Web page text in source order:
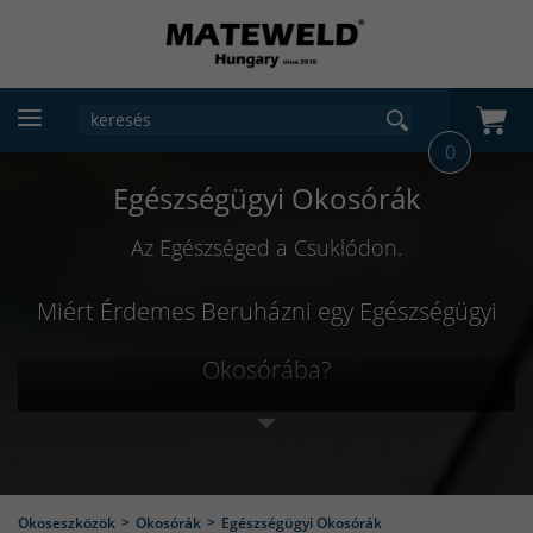
0
Egészségügyi Okosórák
Az Egészséged a Csuklódon.
Miért Érdemes Beruházni egy Egészségügyi
Okosórába?
Okoseszközök Okosórák Egészségügyi Okosórák